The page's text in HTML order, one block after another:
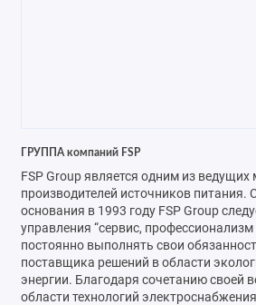
ГРУППА компаний FSP
FSP Group является одним из
производителей источников питания.
основания в 1993 году FSP Group
управления “сервис,
постоянно выполнять свои
поставщика решений в области
энергии. Благодаря сочетанию своей
области технологий